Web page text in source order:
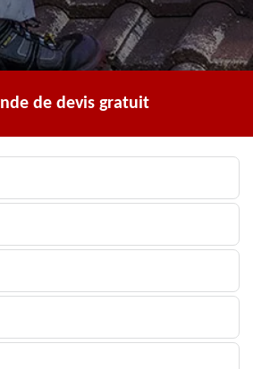
de devis gratuit